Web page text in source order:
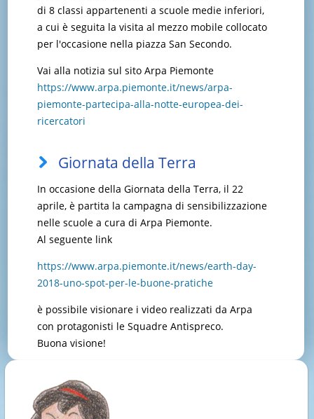
di 8 classi appartenenti a scuole medie inferiori,
a cui è seguita la visita al mezzo mobile collocato
per l'occasione nella piazza San Secondo.
Vai alla notizia sul sito Arpa Piemonte
https://www.arpa.piemonte.it/news/arpa-
piemonte-partecipa-alla-notte-europea-dei-
ricercatori
Giornata della Terra
In occasione della Giornata della Terra, il 22
aprile, è partita la campagna di sensibilizzazione
nelle scuole a cura di Arpa Piemonte.
Al seguente link
https://www.arpa.piemonte.it/news/earth-day-
2018-uno-spot-per-le-buone-pratiche
è possibile visionare i video realizzati da Arpa
con protagonisti le Squadre Antispreco.
Buona visione!